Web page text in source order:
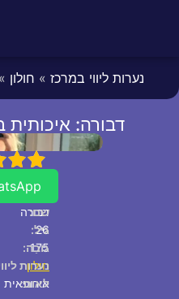
נערות ליווי במרכז » חולון
דבורה: איכותית
fixed
[/fixed]
5
שם:
דבורה
גיל:
26
גוֹבַה:
175
נערות
חולון
לאום:
אירופאית